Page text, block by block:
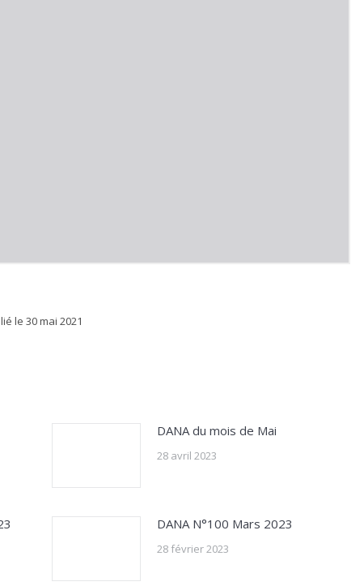
le 30 mai 2021
DANA du mois de Mai
28 avril 2023
DANA N°100 Mars 2023
28 février 2023